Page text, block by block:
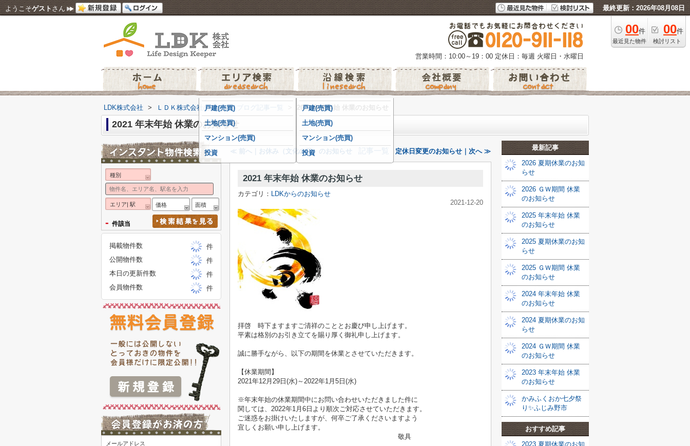
ようこそゲスト さん 最終更新：2026年08月08日
00件
最近見た物件
00件
検討リスト
営業時間：10:00～19：00 定休日：毎週 火曜日・水曜日
戸建(売買)
土地(売買)
マンション(売買)
投資
戸建(売買)
土地(売買)
マンション(売買)
投資
LDK株式会社 > ＬＤＫ株式会社のスタッフブログ記事一覧 2021 年末年始 休業のお知らせ
2021 年末年始 休業のお知らせ
≪ 前へ｜お休み（文化の日）のお知らせ 記事一覧 定休日変更のお知らせ｜次へ ≫
2021 年末年始 休業のお知らせ
カテゴリ： LDKからのお知らせ
2021-12-20
拝啓 時下ますますご清祥のこととお慶び申し上げます。
平素は格別のお引き立てを賜り厚く御礼申し上げます。
誠に勝手ながら、以下の期間を休業とさせていただきます。
【休業期間】
2021年12月29日(水)～2022年1月5日(水)
※年末年始の休業期間中にお問い合わせいただきました件に
関しては、 2022年1月6日より順次ご対応させていただきます。
ご迷惑をお掛けいたしますが、何卒ご了承くださいますよう
宜しくお願い申し上げます。
敬具
最新記事
2026 夏期休業のお知
らせ
2026 ＧＷ期間 休業
のお知らせ
2025 年末年始 休業
のお知らせ
2025 夏期休業のお知
らせ
2025 ＧＷ期間 休業
のお知らせ
2024 年末年始 休業
のお知らせ
2024 夏期休業のお知
らせ
2024 ＧＷ期間 休業
のお知らせ
2023 年末年始 休業
のお知らせ
かみふくおか七夕祭
り✨ふじみ野市
おすすめ記事
2023 夏期休業のお知
種別
エリア| 駅 価格 面積
- 件該当
掲載物件数
件
公開物件数
件
本日の更新件数
件
会員物件数
件
メールアドレス